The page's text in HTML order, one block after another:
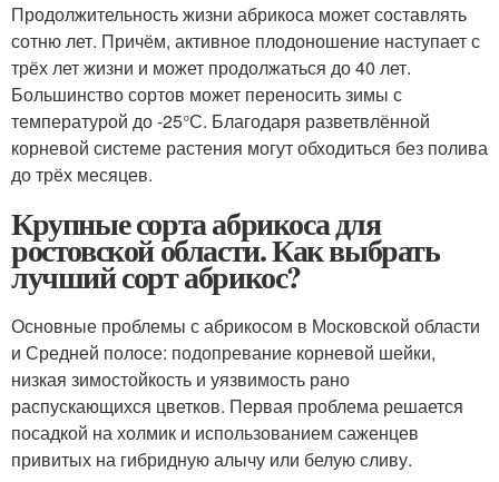
Продолжительность жизни абрикоса может составлять
сотню лет. Причём, активное плодоношение наступает с
трёх лет жизни и может продолжаться до 40 лет.
Большинство сортов может переносить зимы с
температурой до -25°С. Благодаря разветвлённой
корневой системе растения могут обходиться без полива
до трёх месяцев.
Крупные сорта абрикоса для
ростовской области. Как выбрать
лучший сорт абрикос?
Основные проблемы с абрикосом в Московской области
и Средней полосе: подопревание корневой шейки,
низкая зимостойкость и уязвимость рано
распускающихся цветков. Первая проблема решается
посадкой на холмик и использованием саженцев
привитых на гибридную алычу или белую сливу.